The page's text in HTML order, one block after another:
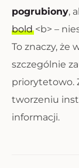
pogrubiony,
bold<b> –
To znaczy, że
szczególnie
priorytetowo.
tworzeniu
informacji.